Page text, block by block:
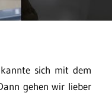
sich mit dem
gehen wir lieber